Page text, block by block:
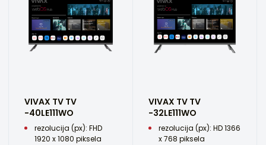
VIVAX TV TV
-40LE111WO
rezolucija (px): FHD
1920 x 1080 piksela
VIVAX TV TV
-32LE111WO
rezolucija (px): HD 1366
x 768 piksela